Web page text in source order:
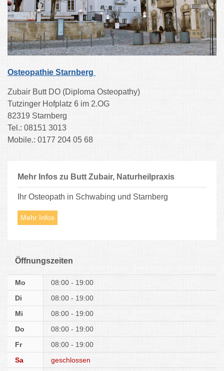
Osteopathie Starnberg
Zubair Butt DO (Diploma Osteopathy)
Tutzinger Hofplatz 6 im 2.OG
82319 Starnberg
Tel.: 08151 3013
Mobile.: 0177 204 05 68
Mehr Infos zu Butt Zubair, Naturheilpraxis
Ihr Osteopath in Schwabing und Starnberg
Mehr Infos
Öffnungszeiten
Mo
08:00 - 19:00
Di
08:00 - 19:00
Mi
08:00 - 19:00
Do
08:00 - 19:00
Fr
08:00 - 19:00
Sa
geschlossen